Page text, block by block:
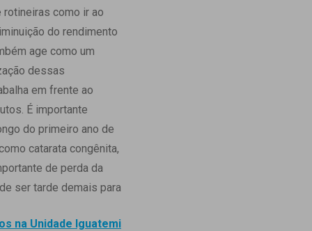
como ir ao
do rendimento
age como um
dessas
em frente ao
É importante
do primeiro ano de
catarata congênita,
de perda da
ser tarde demais para
na Unidade Iguatemi